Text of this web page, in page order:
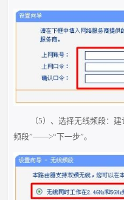
（5）、选择无线频段：
频段”——>“下一步”。